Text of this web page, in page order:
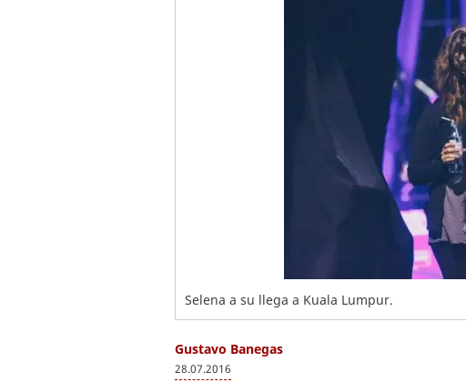
Selena a su llega a Kuala Lumpur.
Gustavo Banegas
28.07.2016